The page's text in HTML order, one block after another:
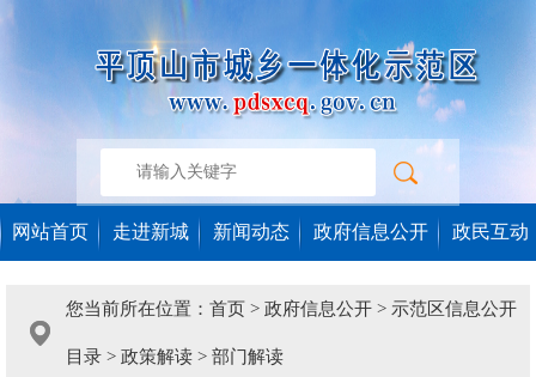
网站首页 走进新城 新闻动态 政府信息公开 政民互动
您当前所在位置： 首页 > 政府信息公开 > 示范区信息公开
目录 > 政策解读 > 部门解读